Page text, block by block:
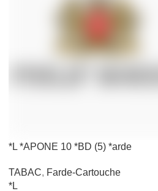
*L *APONE 10 *BD (5) *arde
TABAC, Farde-Cartouche
*L